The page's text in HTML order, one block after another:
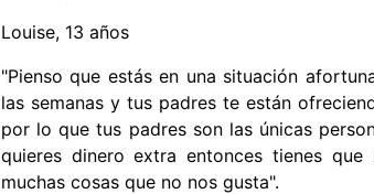
Louise, 13 años
"Pienso que estás en una situación
las semanas y tus padres te están
por lo que tus padres son las únicas
quieres dinero extra entonces tienes
muchas cosas que no nos gusta".